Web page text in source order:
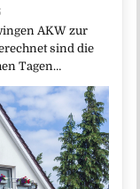
AKW zur
sind die
Tagen…